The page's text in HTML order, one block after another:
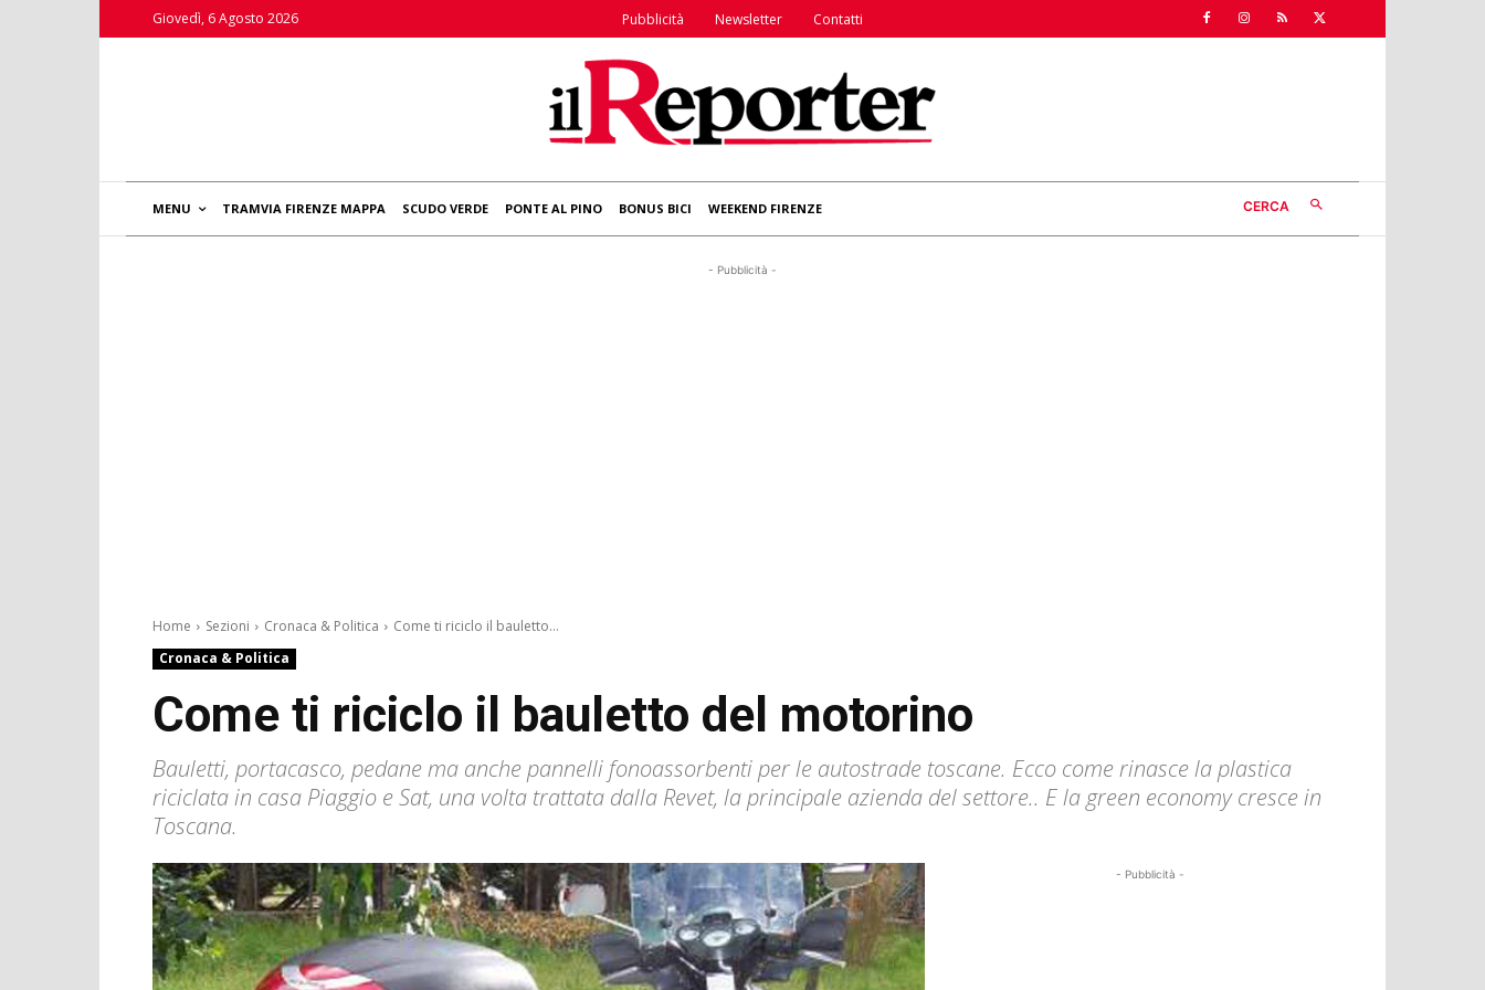
Giovedì, 6 Agosto 2026 Pubblicità Newsletter Contatti
MENU TRAMVIA FIRENZE MAPPA SCUDO VERDE PONTE AL PINO BONUS BICI WEEKEND FIRENZE CERCA
- Pubblicità -
Home Sezioni Cronaca & Politica
Come ti riciclo il bauletto...
Cronaca & Politica
Come ti riciclo il bauletto del motorino
Bauletti, portacasco, pedane ma anche pannelli fonoassorbenti per le autostrade toscane. Ecco come rinasce la plastica
riciclata in casa Piaggio e Sat, una volta trattata dalla Revet, la principale azienda del settore.. E la green economy cresce in
Toscana.
- Pubblicità -